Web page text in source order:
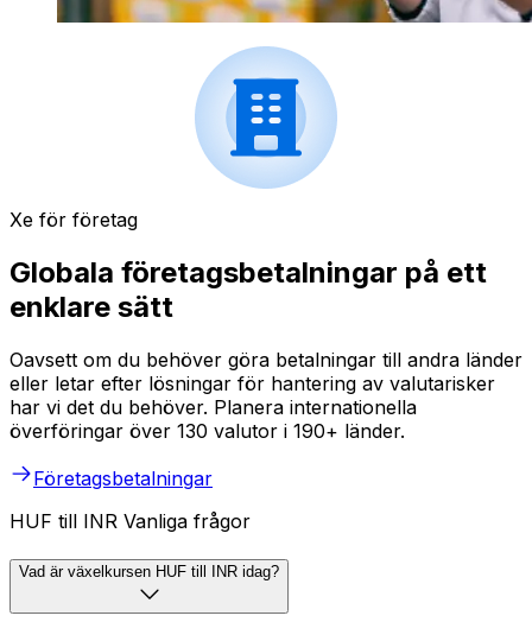
Xe för företag
Globala företagsbetalningar på ett
enklare sätt
Oavsett om du behöver göra betalningar till andra länder
eller letar efter lösningar för hantering av valutarisker
har vi det du behöver. Planera internationella
överföringar över 130 valutor i 190+ länder.
Företagsbetalningar
HUF till INR Vanliga frågor
Vad är växelkursen HUF till INR idag?